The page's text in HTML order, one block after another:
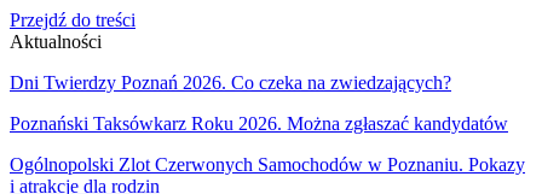
Przejdź do treści
Aktualności
Dni Twierdzy Poznań 2026. Co czeka na zwiedzających?
Poznański Taksówkarz Roku 2026. Można zgłaszać kandydatów
Ogólnopolski Zlot Czerwonych Samochodów w Poznaniu. Pokazy
i atrakcje dla rodzin